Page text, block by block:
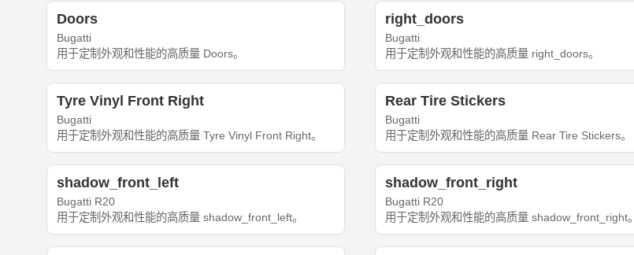
Doors
Bugatti
用于定制外观和性能的高质量 Doors。
right_doors
Bugatti
用于定制外观和性能的高质量 right_doors。
Tyre Vinyl Front Right
Bugatti
用于定制外观和性能的高质量 Tyre Vinyl Front Right。
Rear Tire Stickers
Bugatti
用于定制外观和性能的高质量 Rear Tire Stickers。
shadow_front_left
Bugatti R20
用于定制外观和性能的高质量 shadow_front_left。
shadow_front_right
Bugatti R20
用于定制外观和性能的高质量 shadow_front_right。